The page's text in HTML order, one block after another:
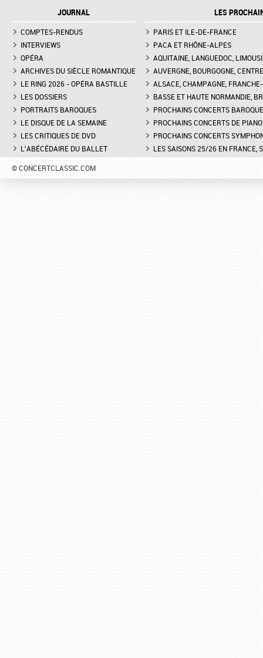
JOURNAL
COMPTES-RENDUS
INTERVIEWS
OPÉRA
ARCHIVES DU SIÈCLE ROMANTIQUE
LE RING 2026 - OPÉRA BASTILLE
LES DOSSIERS
PORTRAITS BAROQUES
LE DISQUE DE LA SEMAINE
LES CRITIQUES DE DVD
L'ABÉCÉDAIRE DU BALLET
LES
PARIS ET ILE-DE-FRANCE
PACA ET RHÔNE-ALPES
AQUITAINE, LANGUEDOC,
AUVERGNE, BOURGOGNE, CENTRE
ALSACE, CHAMPAGNE,
BASSE ET HAUTE NORMANDIE,
PROCHAINS CONCERTS
PROCHAINS CONCERTS DE PIANO
PROCHAINS CONCERTS
LES SAISONS 25/26 EN FRANCE,
© CONCERTCLASSIC.COM